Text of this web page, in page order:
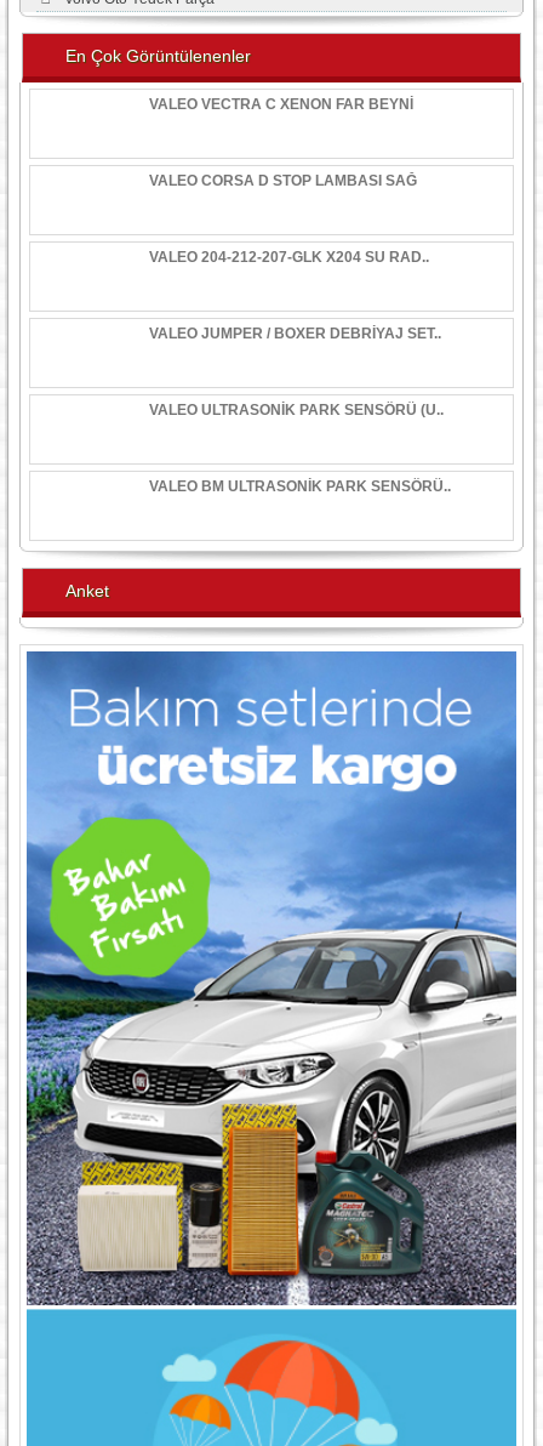
En Çok Görüntülenenler
VALEO VECTRA C XENON FAR BEYNİ
VALEO CORSA D STOP LAMBASI SAĞ
VALEO 204-212-207-GLK X204 SU RAD..
VALEO JUMPER / BOXER DEBRİYAJ SET..
VALEO ULTRASONİK PARK SENSÖRÜ (U..
VALEO BM ULTRASONİK PARK SENSÖRÜ..
Anket